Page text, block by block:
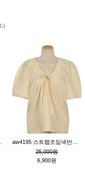
25,000원
6,900원